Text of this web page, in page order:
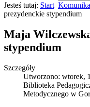
Jesteś tutaj: Start
prezydenckie stypendium
Maja
stypendium
Szczegóły
Utworzono: wtorek,
Biblioteka
Metodycznego w